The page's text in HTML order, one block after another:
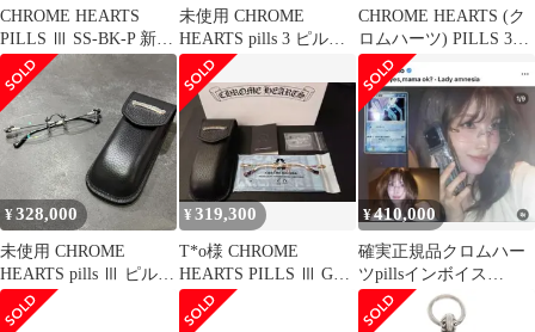
CHROME HEARTS
PILLS Ⅲ SS-BK-P 新品
未使用
未使用 CHROME
HEARTS pills 3 ピルズ
スリー サングラス リム
レス クロムハーツ
MBK-MBK-P シルバー
55□20-144 （10897M）
CHROME HEARTS (ク
ロムハーツ) PILLS 3
BS BRUSHED SILVER
リムレス スクエア サン
グラス アイウェア 眼鏡
ゴールド
¥328,000
未使用 CHROME
HEARTS pills Ⅲ ピルズ
スリー サングラス リム
レス クロムハーツ
¥319,300
T*o様 CHROME
HEARTS PILLS Ⅲ GP-
BRBBR-P 新品
¥410,000
確実正規品クロムハー
ツpillsインボイス
Chrome hearts リムレス